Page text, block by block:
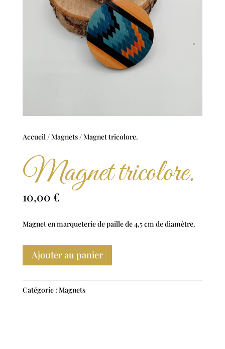
Accueil/Magnets/ Magnet tricolore.
Magnet tricolore.
10,00 €
Magnet en marqueterie de paille de 4,5 cm de diamètre.
Ajouter au panier
Catégorie : Magnets